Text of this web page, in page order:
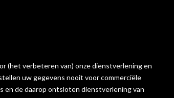
(het verbeteren van) onze dienstverlening en
uw gegevens nooit voor commerciële
en de daarop ontsloten dienstverlening van